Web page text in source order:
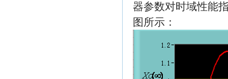
器参数对时域性能
图所示：